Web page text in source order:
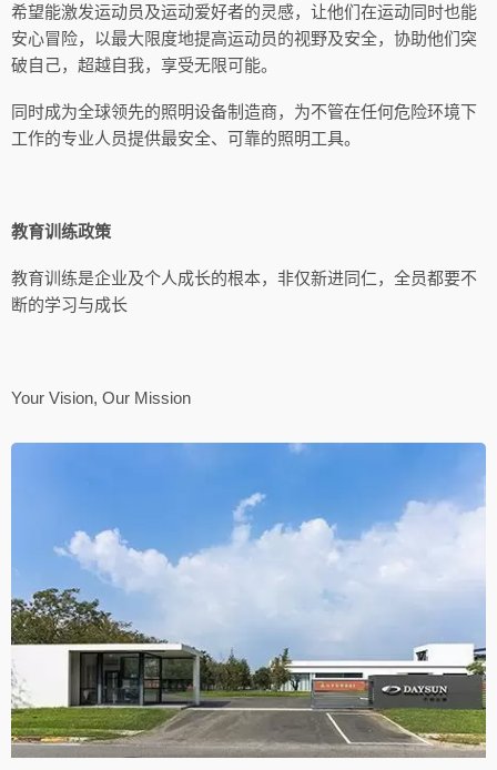
希望能激发运动员及运动爱好者的灵感，让他们在运动同时也能
安心冒险，以最大限度地提高运动员的视野及安全，协助他们突
破自己，超越自我，享受无限可能。
同时成为全球领先的照明设备制造商，为不管在任何危险环境下
工作的专业人员提供最安全、可靠的照明工具。
教育训练政策
教育训练是企业及个人成长的根本，非仅新进同仁，全员都要不
断的学习与成长
Your Vision, Our Mission